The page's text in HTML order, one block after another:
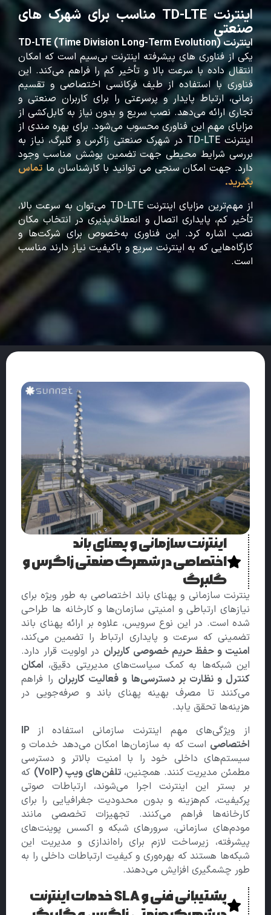
اینترنت TD-LTE مناسب برای شهرک های
صنعتی
اینترنتTD-LTE (Time Division Long-Term Evolution)
یکی از فناوری‌ های پیشرفته اینترنت بی‌سیم است که امکان
انتقال داده با سرعت بالا و تأخیر کم را فراهم می‌کند. این
فناوری با استفاده از طیف فرکانسی اختصاصی و تقسیم
زمانی، ارتباط پایدار و پرسرعتی را برای کاربران صنعتی و
تجاری ارائه می‌دهد. نصب سریع و بدون نیاز به کابل‌کشی از
مزایای مهم این فناوری محسوب می‌شود. برای بهره مندی از
اینترنت TD-LTE در شهرک صنعتی زاگرس و گلبرگ، نیاز به
بررسی شرایط محیطی جهت تضمین پوشش مناسب وجود
دارد. جهت امکان سنجی می توانید با کارشناسان ماتماس
بگیرید.
از مهم‌ترین مزایای اینترنت TD-LTE می‌توان به سرعت بالا،
تأخیر کم، پایداری اتصال و انعطاف‌پذیری در انتخاب مکان
نصب اشاره کرد. این فناوری به‌خصوص برای شرکت‌ها و
کارگاه‌هایی که به اینترنت سریع و باکیفیت نیاز دارند مناسب
است.
اینترنت سازمانی و پهنای باند
اختصاصی در شهرک صنعتی زاگرس و
گلبرگ
ینترنت سازمانی و پهنای باند اختصاصی به‌ طور ویژه برای
نیازهای ارتباطی و امنیتی سازمان‌ها و کارخانه‌ ها طراحی
شده است. در این نوع سرویس، علاوه بر ارائه پهنای باند
تضمینی که سرعت و پایداری ارتباط را تضمین می‌کند،
امنیت و حفظ حریم خصوصی کاربران در اولویت قرار دارد.
این شبکه‌ها به کمک سیاست‌های مدیریتی دقیق، امکان
کنترل و نظارت بر دسترسی‌ها و فعالیت کاربران را فراهم
می‌کنند تا مصرف بهینه پهنای باند و صرفه‌جویی در
هزینه‌ها تحقق یابد.
از ویژگی‌های مهم اینترنت سازمانی استفاده از
IP
اختصاصی است که به سازمان‌ها امکان می‌دهد خدمات و
سیستم‌های داخلی خود را با امنیت بالاتر و دسترسی
مطمئن مدیریت کنند. همچنین،تلفن‌های ویپ (VoIP)
که
بر بستر این اینترنت اجرا می‌شوند، ارتباطات صوتی
پرکیفیت، کم‌هزینه و بدون محدودیت جغرافیایی را برای
کارخانه‌ها فراهم می‌کنند. تجهیزات تخصصی مانند
مودم‌های سازمانی، سرورهای شبکه و اکسس پوینت‌های
پیشرفته، زیرساخت لازم برای راه‌اندازی و مدیریت این
شبکه‌ها هستند که بهره‌وری و کیفیت ارتباطات داخلی را به
طور چشمگیری افزایش می‌دهند.
پشتیبانی فنی و SLA خدمات اینترنت